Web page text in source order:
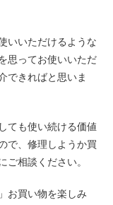
いいただけるような
思ってお使いいただ
できればと思いま
ても使い続ける価値
で、修理しようか買
ご相談ください。
お買い物を楽しみ